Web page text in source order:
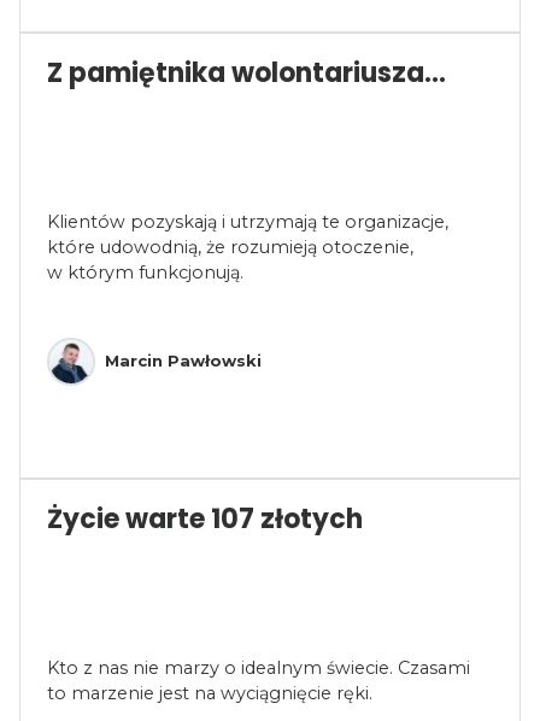
Z pamiętnika wolontariusza…
Klientów pozyskają i utrzymają te organizacje,
które udowodnią, że rozumieją otoczenie,
w którym funkcjonują.
Marcin Pawłowski
Życie warte 107 złotych
Kto z nas nie marzy o idealnym świecie. Czasami
to marzenie jest na wyciągnięcie ręki.